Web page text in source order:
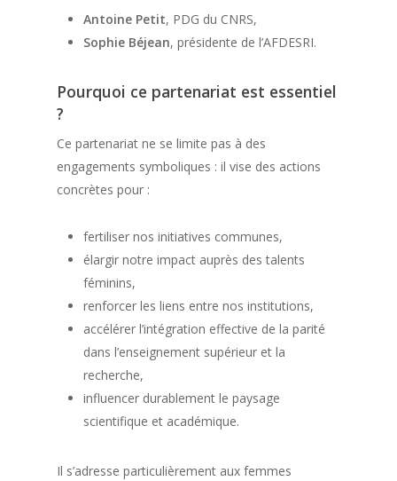
Antoine Petit, PDG du CNRS,
Sophie Béjean, présidente de l’AFDESRI.
Pourquoi ce partenariat est essentiel
?
Ce partenariat ne se limite pas à des
engagements symboliques : il vise des actions
concrètes pour :
fertiliser nos initiatives communes,
élargir notre impact auprès des talents
féminins,
renforcer les liens entre nos institutions,
accélérer l’intégration effective de la parité
dans l’enseignement supérieur et la
recherche,
influencer durablement le paysage
scientifique et académique.
Il s’adresse particulièrement aux femmes